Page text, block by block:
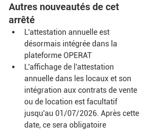
Autres nouveautés de cet
arrêté
L'attestation annuelle est
désormais intégrée dans la
plateforme OPERAT
L'affichage de l'attestation
annuelle dans les locaux et son
intégration aux contrats de vente
ou de location est facultatif
jusqu'au 01/07/2026. Après cette
date, ce sera obligatoire